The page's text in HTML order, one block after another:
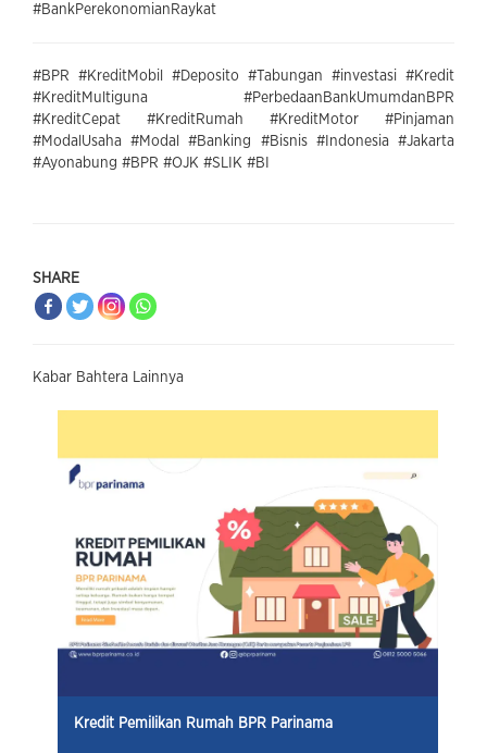
#BankPerekonomianRaykat
#BPR #KreditMobil #Deposito #Tabungan #investasi #Kredit
#KreditMultiguna #PerbedaanBankUmumdanBPR
#KreditCepat #KreditRumah #KreditMotor #Pinjaman
#ModalUsaha #Modal #Banking #Bisnis #Indonesia #Jakarta
#Ayonabung #BPR #OJK #SLIK #BI
SHARE
Kabar Bahtera Lainnya
Kredit Pemilikan Rumah BPR Parinama